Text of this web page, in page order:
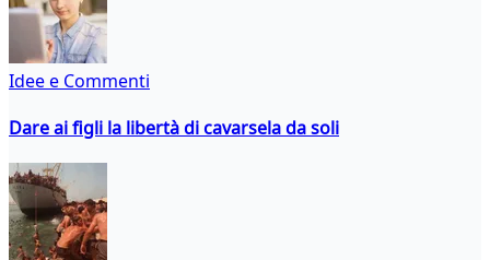
Idee e Commenti
Dare ai figli la libertà di cavarsela da soli